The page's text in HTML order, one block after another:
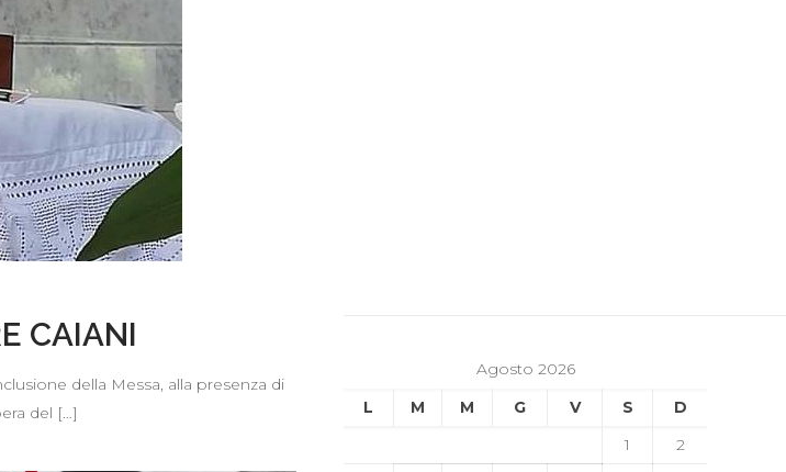
CAIANI
della Messa, alla presenza di
del […]
Agosto 2026
L
M M G V S
D
1
2